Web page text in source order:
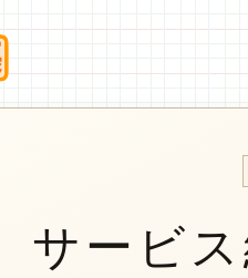
サービ